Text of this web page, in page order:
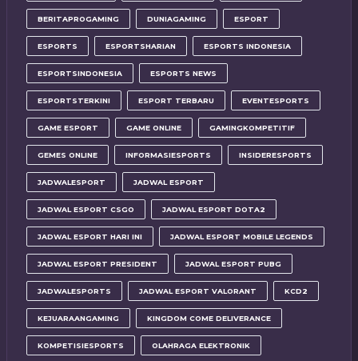
BERITAPROGAMING DUNIAGAMING ESPORT
ESPORTS ESPORTSHARIAN ESPORTS INDONESIA
ESPORTSINDONESIA ESPORTS NEWS
ESPORTSTERKINI ESPORT TERBARU EVENTESPORTS
GAME ESPORT GAME ONLINE GAMINGKOMPETITIF
GEMES ONLINE INFORMASIESPORTS INSIDERESPORTS
JADWALESPORT JADWAL ESPORT
JADWAL ESPORT CSGO JADWAL ESPORT DOTA2
JADWAL ESPORT HARI INI JADWAL ESPORT MOBILE LEGENDS
JADWAL ESPORT PRESIDENT JADWAL ESPORT PUBG
JADWALESPORTS JADWAL ESPORT VALORANT KCD2
KEJUARAANGAMING KINGDOM COME DELIVERANCE
KOMPETISIESPORTS OLAHRAGA ELEKTRONIK